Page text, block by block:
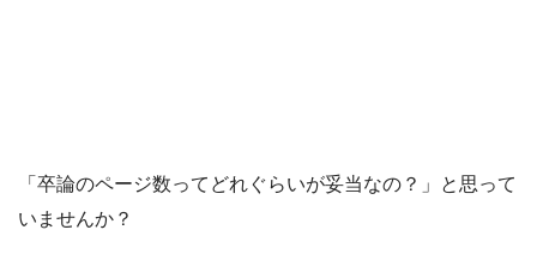
「卒論のページ数ってどれぐらいが妥当なの？」と思って
いませんか？